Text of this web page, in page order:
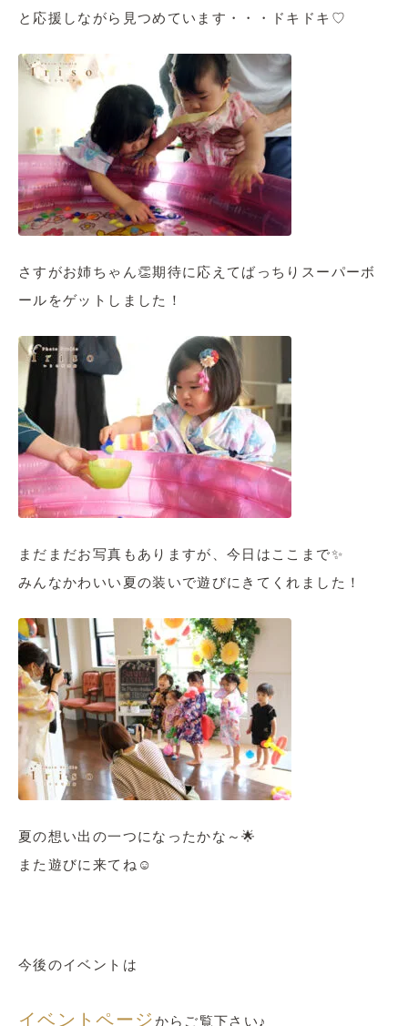
と応援しながら見つめています・・・ドキドキ♡
さすがお姉ちゃん👏期待に応えてばっちりスーパーボ
ールをゲットしました！
まだまだお写真もありますが、今日はここまで✨
みんなかわいい夏の装いで遊びにきてくれました！
夏の想い出の一つになったかな～🌟
また遊びに来てね☺
今後のイベントは
イベントページからご覧下さい♪